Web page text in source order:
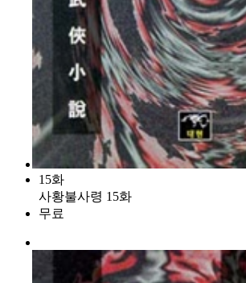
15화
사황불사령 15화
무료